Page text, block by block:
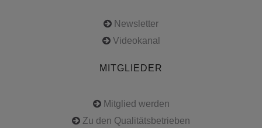
Newsletter
Videokanal
MITGLIEDER
Mitglied werden
Zu den Qualitätsbetrieben